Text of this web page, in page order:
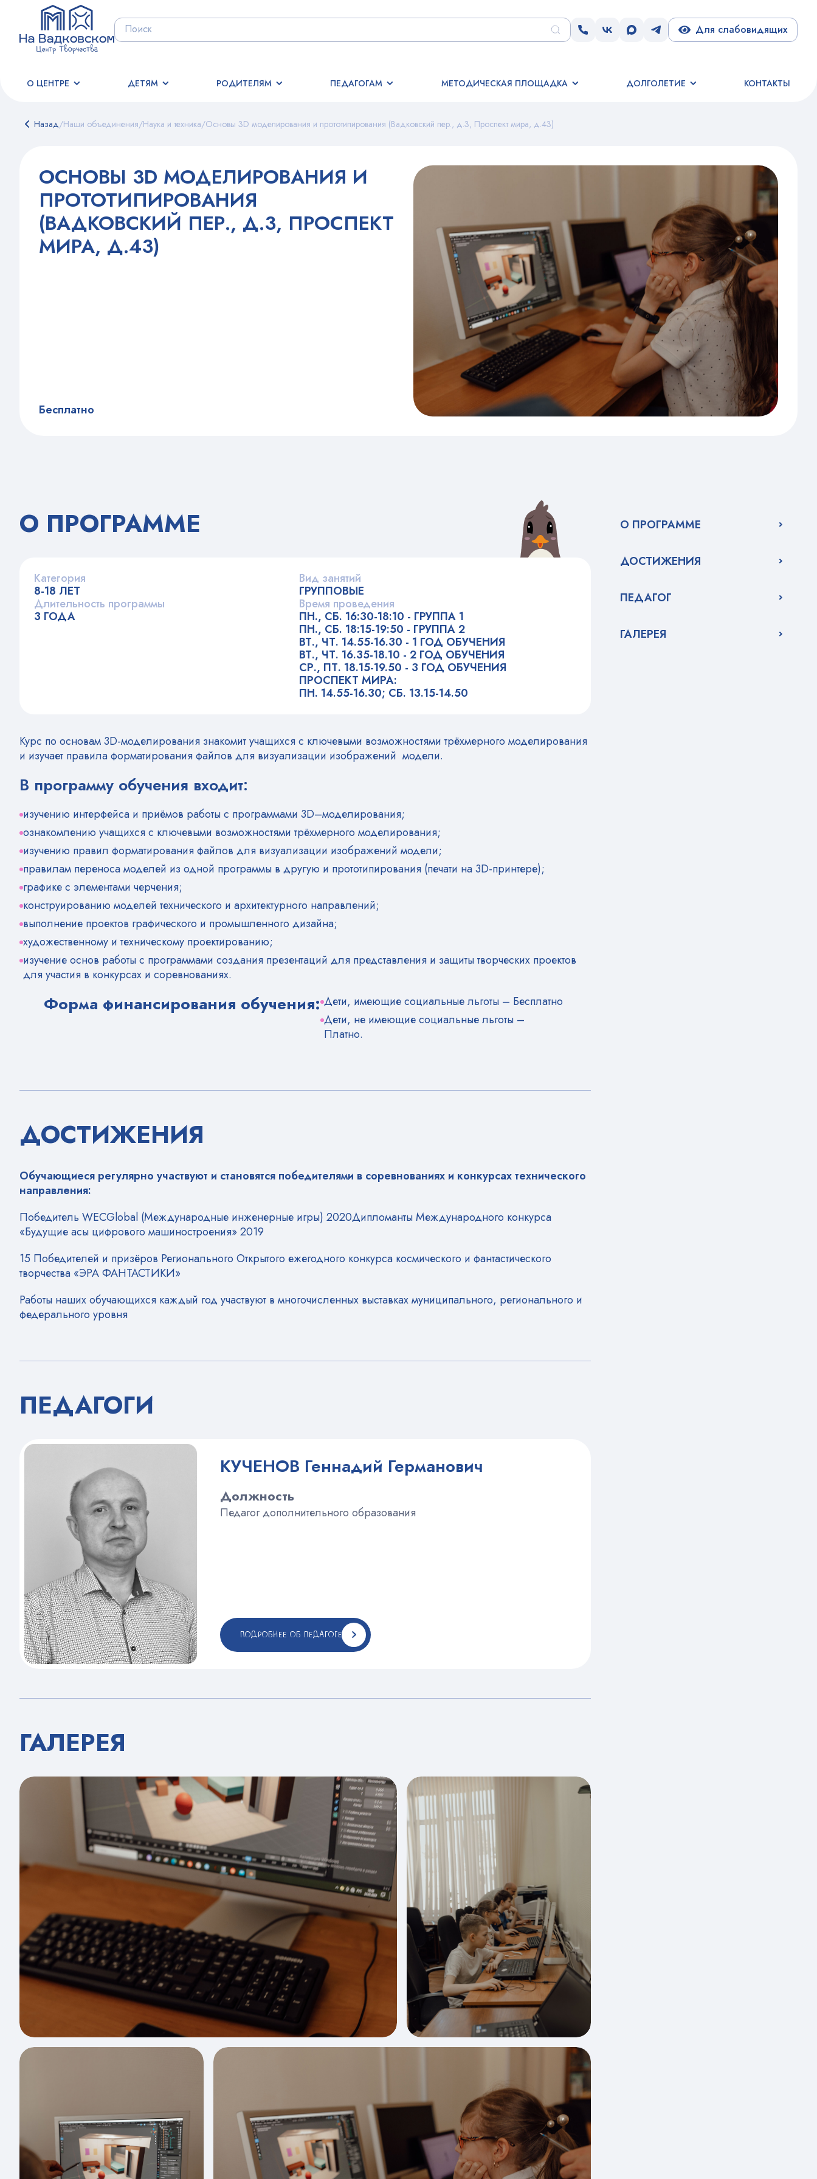
Для слабовидящих
О ЦЕНТРЕ ДЕТЯМ РОДИТЕЛЯМ ПЕДАГОГАМ МЕТОДИЧЕСКАЯ ПЛОЩАДКА ДОЛГОЛЕТИЕ КОНТАКТЫ
Назад/Наши объединения/Наука и техника/Основы 3D моделирования и прототипирования (Вадковский пер., д.3, Проспект мира, д.43)
ОСНОВЫ 3D МОДЕЛИРОВАНИЯ И
ПРОТОТИПИРОВАНИЯ
(ВАДКОВСКИЙ ПЕР., Д.3, ПРОСПЕКТ
МИРА, Д.43)
Бесплатно
О ПРОГРАММЕ
Категория
8-18 ЛЕТ
Вид занятий
ГРУППОВЫЕ
Длительность программы
3 ГОДА
Время проведения
ПН., СБ. 16:30-18:10 - ГРУППА 1
ПН., СБ. 18:15-19:50 - ГРУППА 2
ВТ., ЧТ. 14.55-16.30 - 1 ГОД ОБУЧЕНИЯ
ВТ., ЧТ. 16.35-18.10 - 2 ГОД ОБУЧЕНИЯ
СР., ПТ. 18.15-19.50 - 3 ГОД ОБУЧЕНИЯ
ПРОСПЕКТ МИРА:
ПН. 14.55-16.30; СБ. 13.15-14.50
Курс по основам 3D-моделирования знакомит учащихся с ключевыми возможностями трёхмерного моделирования
и изучает правила форматирования файлов для визуализации изображений модели.
В программу обучения входит:
изучению интерфейса и приёмов работы с программами 3D–моделирования;
ознакомлению учащихся с ключевыми возможностями трёхмерного моделирования;
изучению правил форматирования файлов для визуализации изображений модели;
правилам переноса моделей из одной программы в другую и прототипирования (печати на 3D-принтере);
графике с элементами черчения;
конструированию моделей технического и архитектурного направлений;
выполнение проектов графического и промышленного дизайна;
художественному и техническому проектированию;
изучение основ работы с программами создания презентаций для представления и защиты творческих проектов
для участия в конкурсах и соревнованиях.
Форма финансирования обучения: Дети, имеющие социальные льготы – Бесплатно
Дети, не имеющие социальные льготы –
Платно.
ДОСТИЖЕНИЯ
Обучающиеся регулярно участвуют и становятся победителями в соревнованиях и конкурсах технического
направления:
Победитель WECGlobal (Международные инженерные игры) 2020Дипломанты Международного конкурса
«Будущие асы цифрового машиностроения» 2019
15 Победителей и призёров Регионального Открытого ежегодного конкурса космического и фантастического
творчества «ЭРА ФАНТАСТИКИ»
Работы наших обучающихся каждый год участвуют в многочисленных выставках муниципального, регионального и
федерального уровня
ПЕДАГОГИ
КУЧЕНОВ Геннадий Германович
Должность
Педагог дополнительного образования
ПОДРОБНЕЕ ОБ ПЕДАГОГЕ
ГАЛЕРЕЯ
О ПРОГРАММЕ
ДОСТИЖЕНИЯ
ПЕДАГОГ
ГАЛЕРЕЯ